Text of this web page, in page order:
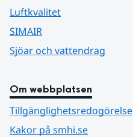
Luftkvalitet
SIMAIR
Sjöar och vattendrag
Om webbplatsen
Tillgänglighetsredogörelse
Kakor på smhi.se